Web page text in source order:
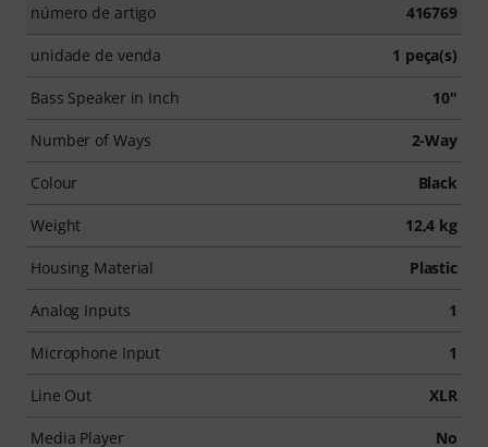
número de artigo 416769
unidade de venda 1 peça(s)
Bass Speaker in Inch 10"
Number of Ways 2-Way
Colour Black
Weight 12,4 kg
Housing Material Plastic
Analog Inputs 1
Microphone Input 1
Line Out XLR
Media Player No